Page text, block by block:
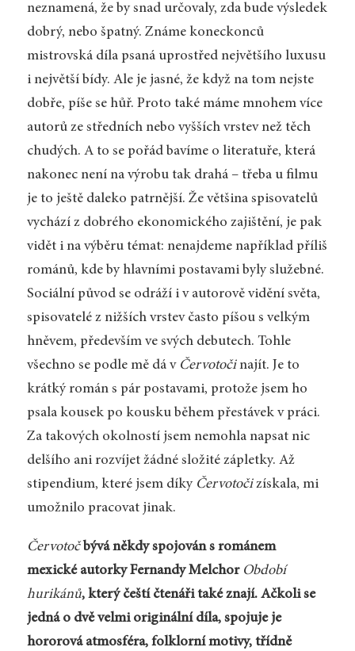
neznamená, že by snad určovaly, zda bude výsledek
dobrý, nebo špatný. Známe koneckonců
mistrovská díla psaná uprostřed největšího luxusu
i největší bídy. Ale je jasné, že když na tom nejste
dobře, píše se hůř. Proto také máme mnohem více
autorů ze středních nebo vyšších vrstev než těch
chudých. A to se pořád bavíme o literatuře, která
nakonec není na výrobu tak drahá – třeba u filmu
je to ještě daleko patrnější. Že většina spisovatelů
vychází z dobrého ekonomického zajištění, je pak
vidět i na výběru témat: nenajdeme například příliš
románů, kde by hlavními postavami byly služebné.
Sociální původ se odráží i v autorově vidění světa,
spisovatelé z nižších vrstev často píšou s velkým
hněvem, především ve svých debutech. Tohle
všechno se podle mě dá v Červotočinajít. Je to
krátký román s pár postavami, protože jsem ho
psala kousek po kousku během přestávek v práci.
Za takových okolností jsem nemohla napsat nic
delšího ani rozvíjet žádné složité zápletky. Až
stipendium, které jsem díky Červotočizískala, mi
umožnilo pracovat jinak.
Červotočbývá někdy spojován s románem
mexické autorky Fernandy Melchor Období
hurikánů, který čeští čtenáři také znají. Ačkoli se
jedná o dvě velmi originální díla, spojuje je
hororová atmosféra, folklorní motivy, třídně